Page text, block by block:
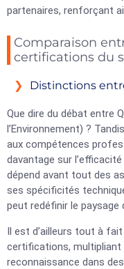
partenaires, renforçant
Comparaison
certifications du
Distinctions
Que dire du débat entre
l’Environnement) ?
aux compétences
davantage sur
dépend avant tout des
ses spécificités
peut redéfinir le
Il est d’ailleurs tout à
certifications,
reconnaissance dans